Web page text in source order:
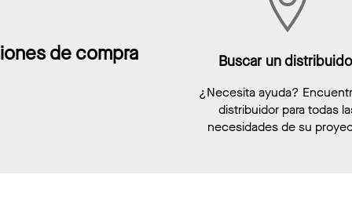
de compra Buscar un
¿Necesita ayuda?
distribuidor para todas
necesidades de su